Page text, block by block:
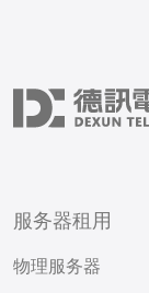
服务器租用
物理服务器